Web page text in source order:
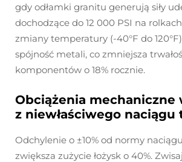
gdy odłamki granitu generują siły
dochodzące do 12 000 PSI na
zmiany temperatury (-40°F do 120°F)
spójność metali, co zmniejsza
komponentów o 18% rocznie.
Obciążenia mechaniczne
z niewłaściwego naciągu
Odchylenie o ±10% od normy
zwiększa zużycie łożysk o 40%.